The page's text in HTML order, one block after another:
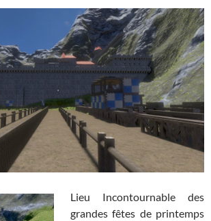
Lieu Incontournable des
grandes fêtes de printemps